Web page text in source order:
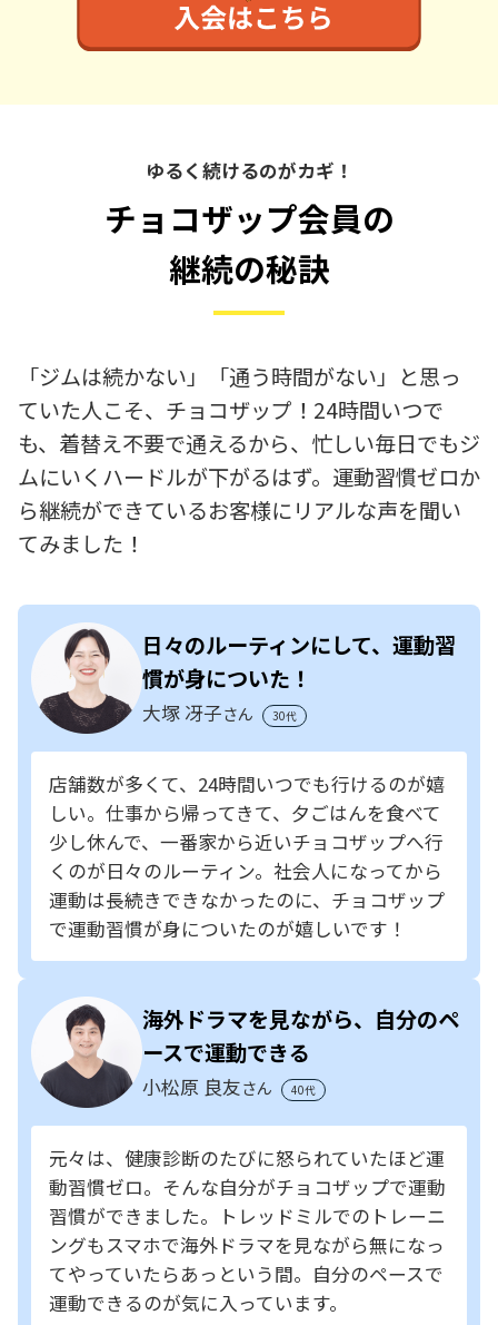
ゆるく続けるのがカギ！
チョコザップ会員の
継続の秘訣
「ジムは続かない」「通う時間がない」と思っ
ていた人こそ、チョコザップ！24時間いつで
も、着替え不要で通えるから、忙しい毎日でもジ
ムにいくハードルが下がるはず。運動習慣ゼロか
ら継続ができているお客様にリアルな声を聞い
てみました！
日々のルーティンにして、運動習
慣が身についた！
大塚 冴子さん 30代
店舗数が多くて、24時間いつでも行けるのが嬉
しい。仕事から帰ってきて、夕ごはんを食べて
少し休んで、一番家から近いチョコザップへ行
くのが日々のルーティン。社会人になってから
運動は長続きできなかったのに、チョコザップ
で運動習慣が身についたのが嬉しいです！
海外ドラマを見ながら、自分のペ
ースで運動できる
小松原 良友さん 40代
元々は、健康診断のたびに怒られていたほど運
動習慣ゼロ。そんな自分がチョコザップで運動
習慣ができました。トレッドミルでのトレーニ
ングもスマホで海外ドラマを見ながら無になっ
てやっていたらあっという間。自分のペースで
運動できるのが気に入っています。